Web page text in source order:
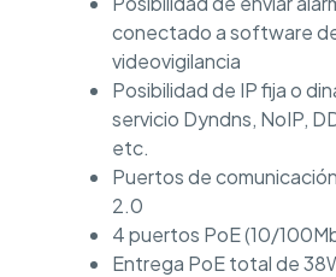
conectado a software
videovigilancia
Posibilidad de IP fija o
servicio Dyndns, NoIP,
etc.
Puertos de
2.0
4 puertos PoE (10/
Entrega PoE total de